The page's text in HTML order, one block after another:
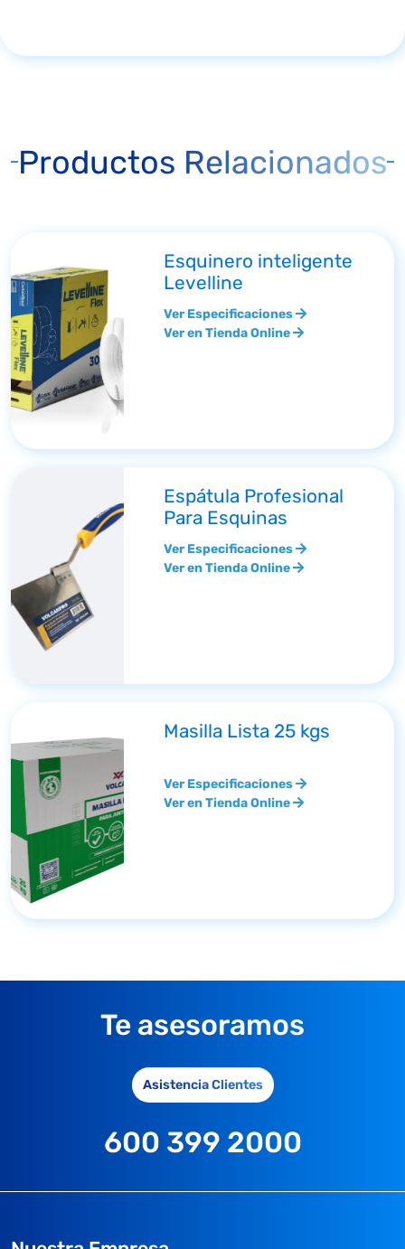
Productos Relacionados
Esquinero inteligente
Levelline
Ver Especificaciones
Ver en Tienda Online
Espátula Profesional
Para Esquinas
Ver Especificaciones
Ver en Tienda Online
Masilla Lista 25 kgs
Ver Especificaciones
Ver en Tienda Online
Te asesoramos
Asistencia Clientes
600 399 2000